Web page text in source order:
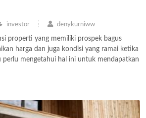
investor denykurniww
properti yang memiliki prospek bagus
harga dan juga kondisi yang ramai ketika
perlu mengetahui hal ini untuk mendapatkan